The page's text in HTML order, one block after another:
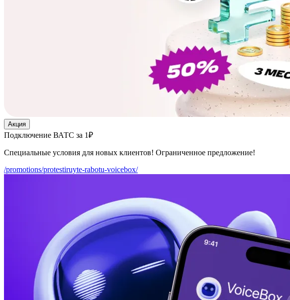
Акция
Подключение ВАТС за 1₽
Специальные условия для новых клиентов! Ограниченное предложение!
/promotions/protestiruyte-rabotu-voicebox/